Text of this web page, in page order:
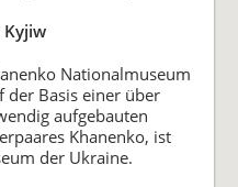
Nationalmuseum
der Basis einer über
aufgebauten
Khanenko, ist
der Ukraine.